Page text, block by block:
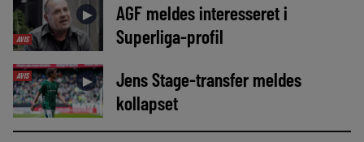
AVIS
►
AGF meldes interesseret i
Superliga-profil
AVIS ►
Jens Stage-transfer meldes
kollapset